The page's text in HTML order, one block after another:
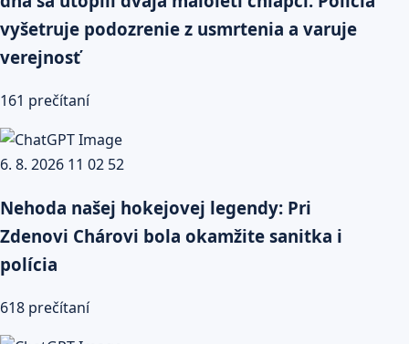
vyšetruje podozrenie z usmrtenia a varuje
verejnosť
161 prečítaní
Nehoda našej hokejovej legendy: Pri
Zdenovi Chárovi bola okamžite sanitka i
polícia
618 prečítaní